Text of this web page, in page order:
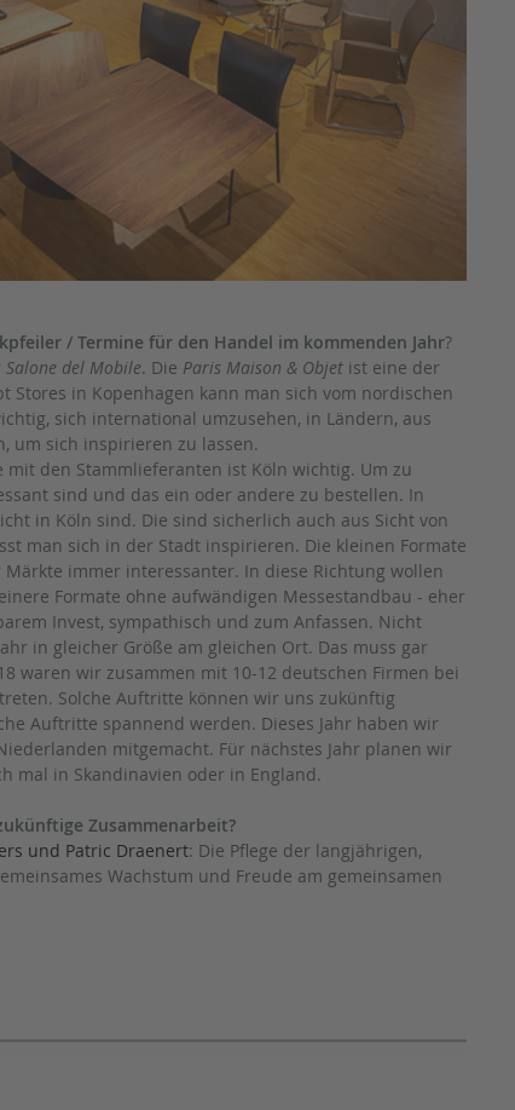
/ Termine für den Handel im kommenden Jahr?
Salone del Mobile. Die Paris Maison & Objet ist eine der
Stores in Kopenhagen kann man sich vom nordischen
sich international umzusehen, in Ländern, aus
um sich inspirieren zu lassen.
mit den Stammlieferanten ist Köln wichtig. Um zu
sind und das ein oder andere zu bestellen. In
in Köln sind. Die sind sicherlich auch aus Sicht von
man sich in der Stadt inspirieren. Die kleinen Formate
immer interessanter. In diese Richtung wollen
Formate ohne aufwändigen Messestandbau - eher
Invest, sympathisch und zum Anfassen. Nicht
in gleicher Größe am gleichen Ort. Das muss gar
waren wir zusammen mit 10-12 deutschen Firmen bei
Solche Auftritte können wir uns zukünftig
Auftritte spannend werden. Dieses Jahr haben wir
mitgemacht. Für nächstes Jahr planen wir
mal in Skandinavien oder in England.
Zusammenarbeit?
und Patric Draenert: Die Pflege der langjährigen,
Wachstum und Freude am gemeinsamen